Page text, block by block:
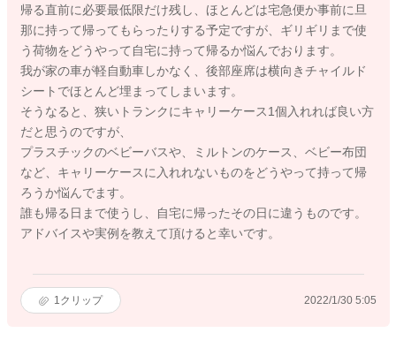
帰る直前に必要最低限だけ残し、ほとんどは宅急便か事前に旦
那に持って帰ってもらったりする予定ですが、ギリギリまで使
う荷物をどうやって自宅に持って帰るか悩んでおります。
我が家の車が軽自動車しかなく、後部座席は横向きチャイルド
シートでほとんど埋まってしまいます。
そうなると、狭いトランクにキャリーケース1個入れれば良い方
だと思うのですが、
プラスチックのベビーバスや、ミルトンのケース、ベビー布団
など、キャリーケースに入れれないものをどうやって持って帰
ろうか悩んでます。
誰も帰る日まで使うし、自宅に帰ったその日に違うものです。
アドバイスや実例を教えて頂けると幸いです。
1 クリップ 2022/1/30 5:05